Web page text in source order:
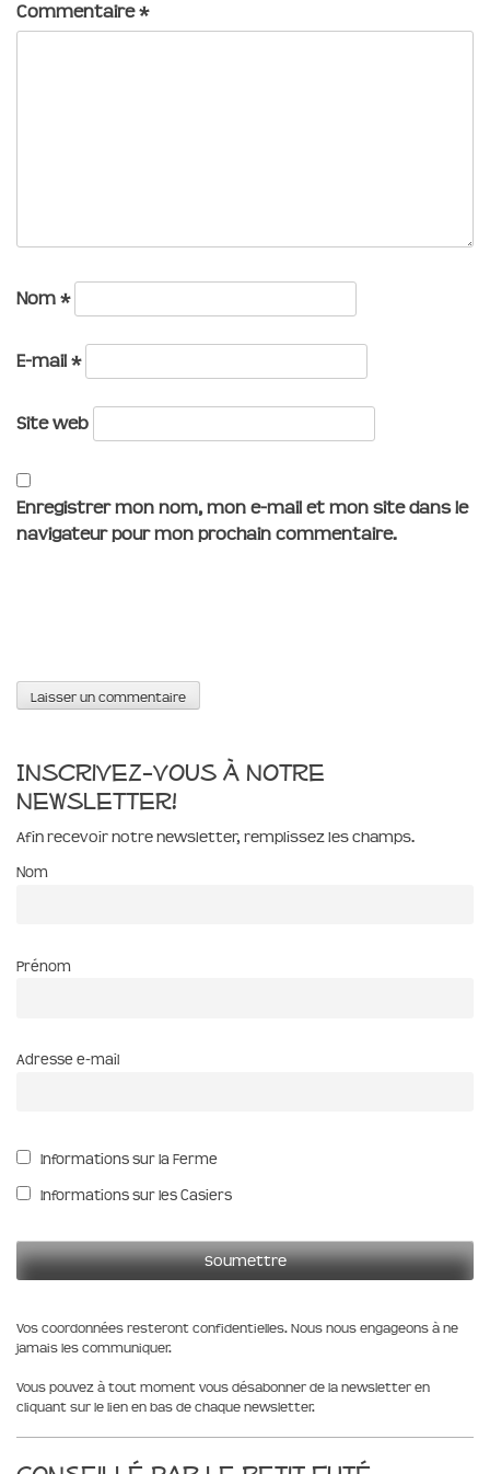
Commentaire*
Nom *
E-mail *
Site web
Enregistrer mon nom, mon e-mail et mon site dans le
navigateur pour mon prochain commentaire.
Inscrivez-vous à notre
newsletter!
Afin recevoir notre newsletter, remplissez les champs.
Nom
Prénom
Adresse e-mail
Informations sur la Ferme
Informations sur les Casiers
Vos coordonnées resteront confidentielles. Nous nous engageons à ne
jamais les communiquer.
Vous pouvez à tout moment vous désabonner de la newsletter en
cliquant sur le lien en bas de chaque newsletter.